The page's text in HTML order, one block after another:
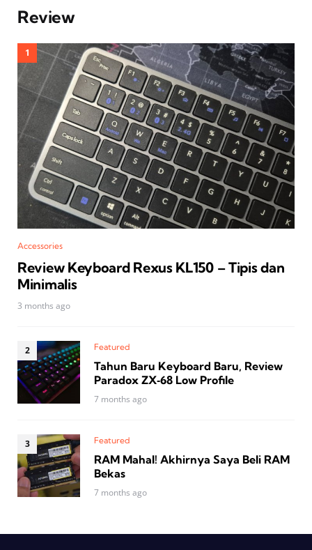
Review
Accessories
Review Keyboard Rexus KL150 – Tipis dan
Minimalis
3 months ago
Featured
Tahun Baru Keyboard Baru, Review
Paradox ZX‑68 Low Profile
7 months ago
Featured
RAM Mahal! Akhirnya Saya Beli RAM
Bekas
7 months ago